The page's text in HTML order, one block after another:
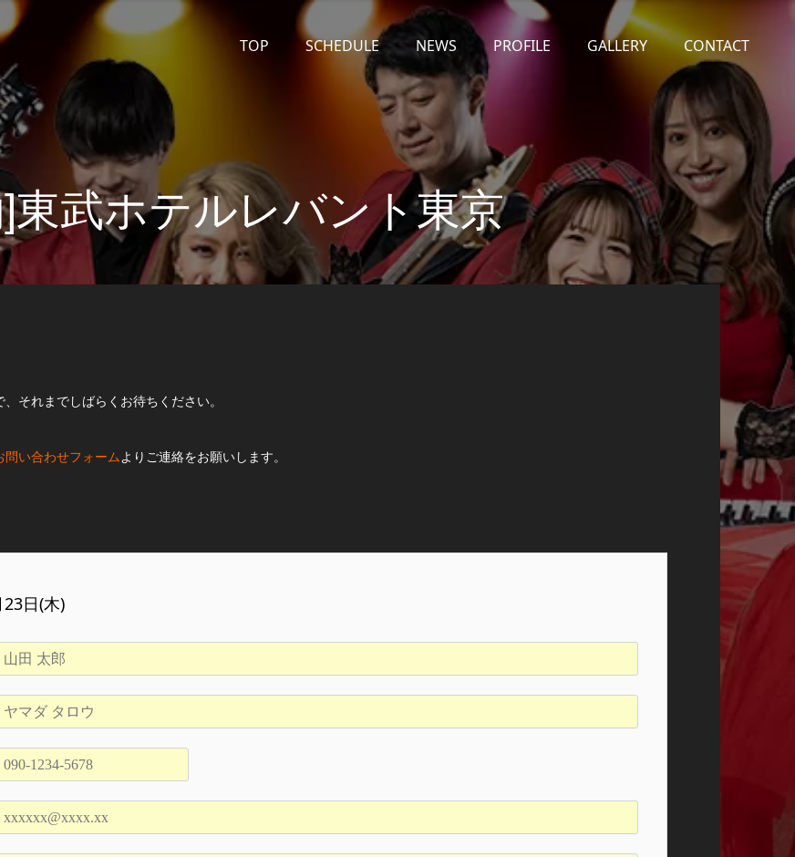
TOP SCHEDULE NEWS PROFILE GALLERY CONTACT
東武ホテルレバント東京
それまでしばらくお待ちください。
問い合わせフォームよりご連絡をお願いします。
日(木)